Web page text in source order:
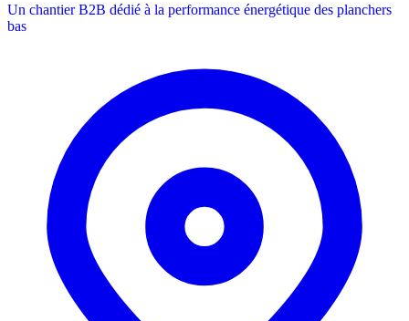
Un chantier B2B dédié à la performance énergétique des planchers
bas